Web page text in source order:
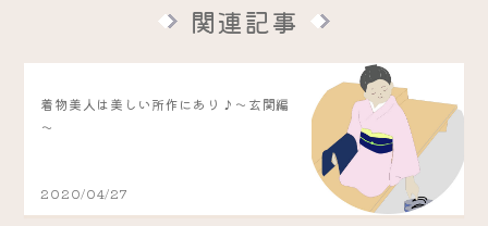
関連記事
着物美人は美しい所作にあり♪～玄関編
～
2020/04/27